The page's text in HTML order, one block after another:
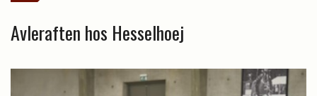
Avleraften hos Hesselhoej